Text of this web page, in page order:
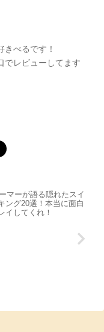
きべるです！
でレビューしてます
マーが語る隠れたスイ
ング20選！本当に面白
イしてくれ！